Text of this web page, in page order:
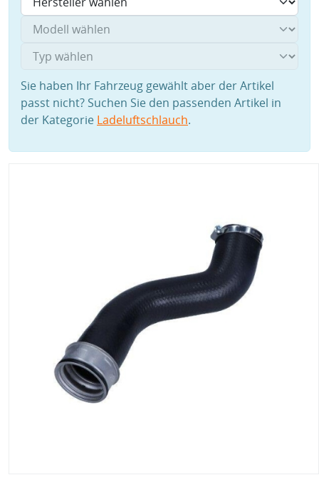
Sie haben Ihr Fahrzeug gewählt aber der Artikel
passt nicht? Suchen Sie den passenden Artikel in
der Kategorie Ladeluftschlauch.